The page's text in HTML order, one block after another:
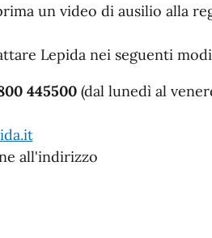
un video di ausilio alla
Lepida nei seguenti
445500(dal lunedì al
all'indirizzo